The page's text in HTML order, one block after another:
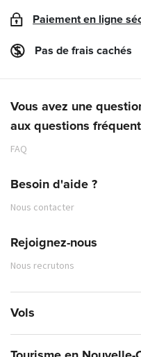
Paiement en ligne
Pas de frais cachés
Vous avez une
aux questions
FAQ
Besoin d'aide ?
Nous contacter
Rejoignez-nous
Nous recrutons
Vols